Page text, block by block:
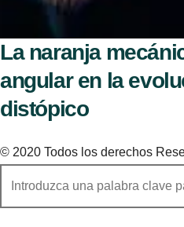
La naranja
angular en la
distópico
© 2020 Todos los derechos